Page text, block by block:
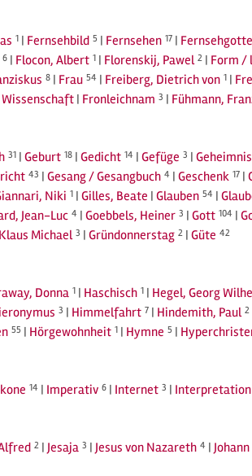
1 | Fernsehbild 5 | Fernsehen 17 |
6 | Flocon, Albert 1 | Florenskij, Pawel 2 | Form /
8 | Frau 54 | Freiberg, Dietrich von 1 |
| Fronleichnam 3 | Fühmann,
31 | Geburt 18 | Gedicht 14 | Gefüge 3 | Geheimnis
43 | Gesang / Gesangbuch 4 | Geschenk 17 |
Niki 1 | Gilles, Beate | Glauben 54 |
Jean-Luc 4 | Goebbels, Heiner 3 | Gott 104 |
Michael 3 | Gründonnerstag 2 | Güte 42
Donna 1 | Haschisch 1 | Hegel, Georg
3 | Himmelfahrt 7 | Hindemith, Paul 2
55 | Hörgewohnheit 1 | Hymne 5 |
14 | Imperativ 6 | Internet 3 | Interpretation
2 | Jesaja 3 | Jesus von Nazareth 4 | Johann